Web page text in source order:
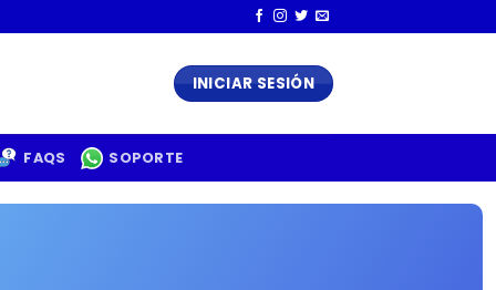
INICIAR SESIÓN
FAQS SOPORTE